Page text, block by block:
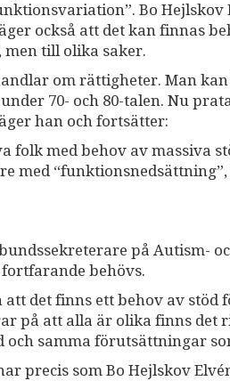
Bo
också att det kan finnas
men till olika saker.
om rättigheter. Man
70- och 80-talen. Nu
han och fortsätter:
folk med behov av massiva
med
på Autism-
behövs.
det finns ett behov av stöd
på att alla är olika finns
och samma förutsättningar
precis som Bo Hejlskov